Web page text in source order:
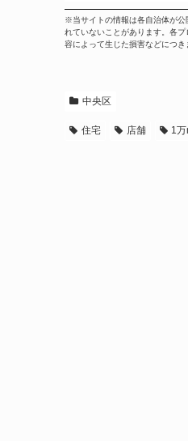
※当サイトの情報は各自治体が公
れていないことがあります。各
容によって生じた損害などにつ
中央区
住宅 店舗 1万